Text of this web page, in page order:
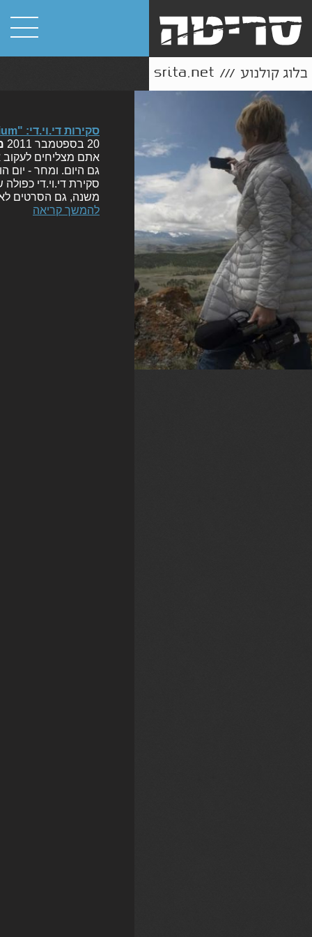
סקירות די.וי.די: "Bus Palladium" ו-"פו הדב"
20 בספטמבר 2011
אתם מצליחים לעקוב
גם היום. ומחר - יום
סקירת די.וי.די
משנה, גם הסרטים
להמשך קריאה